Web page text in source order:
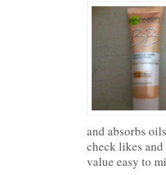
and absorbs
check likes
value easy to